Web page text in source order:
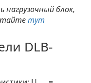
блок,
тут
DLB-